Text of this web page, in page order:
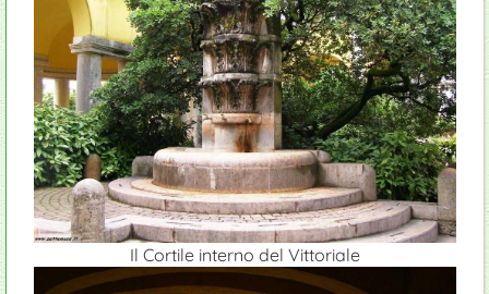
Il Cortile interno del Vittoriale